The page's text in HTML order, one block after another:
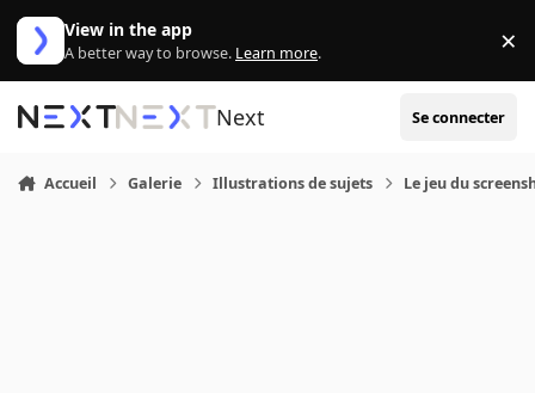
Aller au contenu
View in the app
A better way to browse. Learn more. ×
Next Se connecter
Accueil Galerie Illustrations de sujets Le jeu du